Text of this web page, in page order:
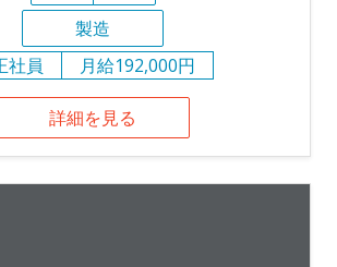
製造
社員
月給192,000円
詳細を見る